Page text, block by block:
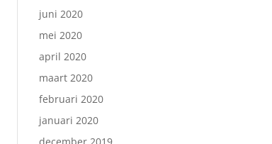
juni 2020
mei 2020
april 2020
maart 2020
februari 2020
januari 2020